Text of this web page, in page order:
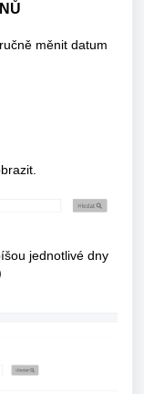
měnit datum
jednotlivé dny